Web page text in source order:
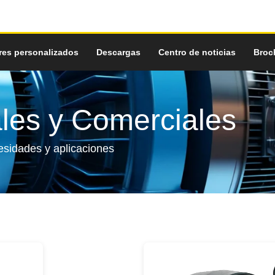
personalizados Descargas Centro de noticias
y Comerciales
y aplicaciones